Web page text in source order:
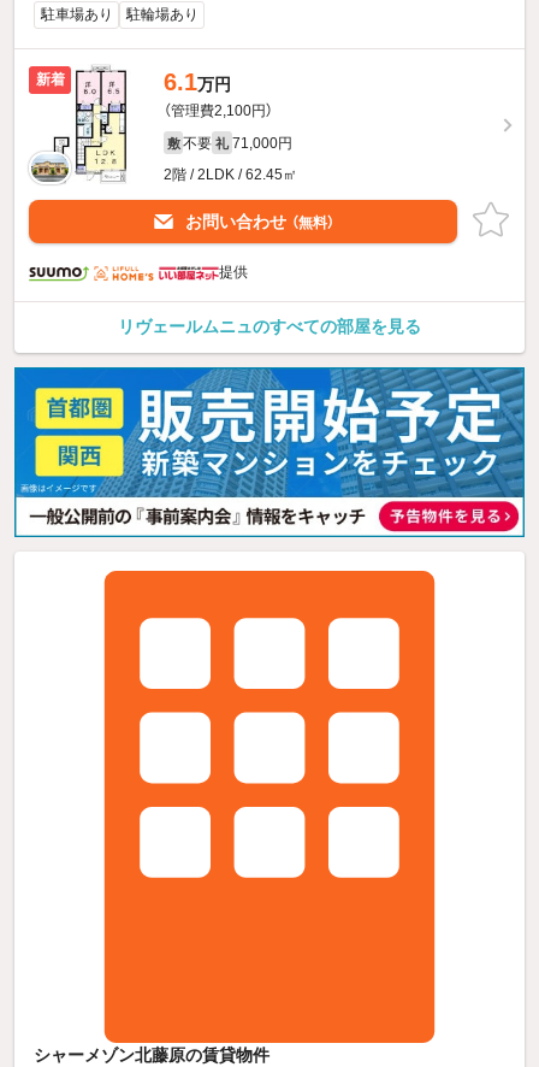
駐車場あり 駐輪場あり
新着 6.1万円
（管理費2,100円）
敷 不要 礼 71,000円
2階 / 2LDK / 62.45㎡
お問い合わせ （無料）
提供
リヴェールムニュのすべての部屋を見る
シャーメゾン北藤原の賃貸物件